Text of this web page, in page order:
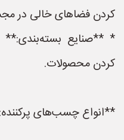
کردن فضاهای خالی در
* **صنایع بسته‌بندی:**
کردن محصولات.
**انواع چسب‌های